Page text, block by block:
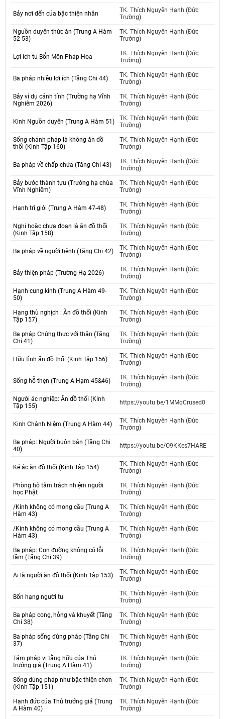
Bảy nơi đến của bậc thiện nhân
TK. Thích Nguyên Hạnh (Đức
Trường)
Nguồn duyên thức ăn (Trung A Hàm
52-53)
TK. Thích Nguyên Hạnh (Đức
Trường)
Lợi ích tu Bổn Môn Pháp Hoa
TK. Thích Nguyên Hạnh (Đức
Trường)
Ba pháp nhiều lợi ích (Tăng Chi 44)
TK. Thích Nguyên Hạnh (Đức
Trường)
Bảy ví dụ cảnh tỉnh (Trường hạ Vĩnh
Nghiêm 2026)
TK. Thích Nguyên Hạnh (Đức
Trường)
Kinh Nguồn duyên (Trung A Hàm 51)
TK. Thích Nguyên Hạnh (Đức
Trường)
Sống chánh pháp là không ăn đồ
thối (Kinh Tập 160)
TK. Thích Nguyên Hạnh (Đức
Trường)
Ba pháp về chấp chứa (Tăng Chi 43)
TK. Thích Nguyên Hạnh (Đức
Trường)
Bảy bước thành tựu (Trường hạ chùa
Vĩnh Nghiêm)
TK. Thích Nguyên Hạnh (Đức
Trường)
Hạnh trì giới (Trung A Hàm 47-48)
TK. Thích Nguyên Hạnh (Đức
Trường)
Nghi hoăc chưa đoạn là ăn đồ thối
(Kinh Tập 158)
TK. Thích Nguyên Hạnh (Đức
Trường)
Ba pháp về người bệnh (Tăng Chi 42)
TK. Thích Nguyên Hạnh (Đức
Trường)
Bảy thiện pháp (Trường Hạ 2026)
TK. Thích Nguyên Hạnh (Đức
Trường)
Hạnh cung kính (Trung A Hàm 49-
50)
TK. Thích Nguyên Hạnh (Đức
Trường)
Hạng thù nghịch : Ăn đồ thối (Kinh
Tập 157)
TK. Thích Nguyên Hạnh (Đức
Trường)
Ba pháp Chứng thực với thân (Tăng
Chi 41)
TK. Thích Nguyên Hạnh (Đức
Trường)
Hữu tình ăn đồ thối (Kinh Tập 156)
TK. Thích Nguyên Hạnh (Đức
Trường)
Sống hỗ thẹn (Trung A Hạm 45&46)
TK. Thích Nguyên Hạnh (Đức
Trường)
Người ác nghiệp: Ăn đồ thối (Kinh
Tập 155)
https://youtu.be/1MMqCrused0
Kinh Chánh Niệm (Trung A Hàm 44)
TK. Thích Nguyên Hạnh (Đức
Trường)
Ba pháp: Người buôn bán (Tăng Chi
40)
https://youtu.be/O9KKes7HARE
Kẻ ác ăn đồ thối (Kinh Tập 154)
TK. Thích Nguyên Hạnh (Đức
Trường)
Phòng hộ tâm trách nhiệm người
học Phật
TK. Thích Nguyên Hạnh (Đức
Trường)
/Kinh không có mong cầu (Trung A
Hàm 43)
TK. Thích Nguyên Hạnh (Đức
Trường)
/Kinh không có mong cầu (Trung A
Hàm 43)
TK. Thích Nguyên Hạnh (Đức
Trường)
Ba pháp: Con đường không có lỗi
lầm (Tăng Chi 39)
TK. Thích Nguyên Hạnh (Đức
Trường)
Ai là người ăn đồ thối (Kinh Tập 153)
TK. Thích Nguyên Hạnh (Đức
Trường)
Bốn hạng người tu
TK. Thích Nguyên Hạnh (Đức
Trường)
Ba pháp cong, hỏng và khuyết (Tăng
Chi 38)
TK. Thích Nguyên Hạnh (Đức
Trường)
Ba pháp sống đúng pháp (Tăng Chi
37)
TK. Thích Nguyên Hạnh (Đức
Trường)
Tám pháp vị tằng hữu của Thủ
trưởng giả (Trung A Hàm 41)
TK. Thích Nguyên Hạnh (Đức
Trường)
Sống đúng pháp như bậc thiện chơn
(Kinh Tập 151)
TK. Thích Nguyên Hạnh (Đức
Trường)
Hạnh đức của Thủ trưởng giả (Trung
A Hàm 40)
TK. Thích Nguyên Hạnh (Đức
Trường)